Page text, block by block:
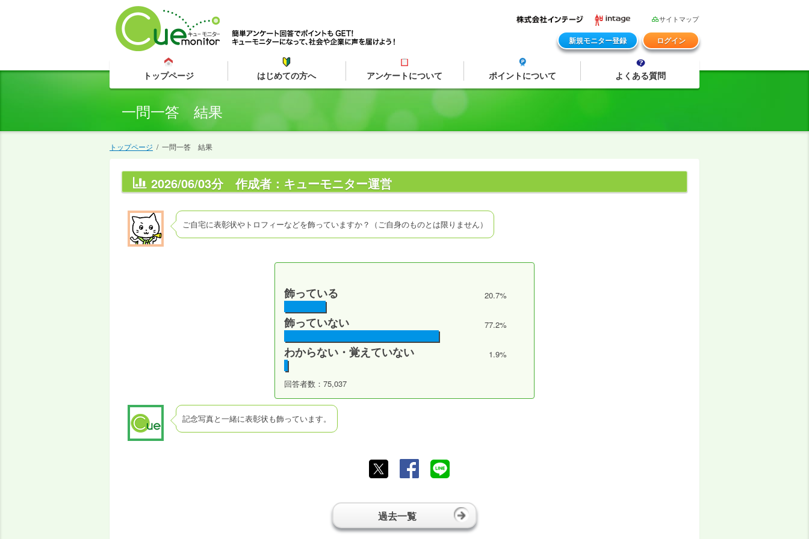
サイトマップ
ログイン
新規モニター登録
トップページ はじめての方へ アンケートについて ポイントについて よくある質問
一問一答 結果
トップページ / 一問一答 結果
●
2026/06/03分 作成者：キューモニター運営
ご自宅に表彰状やトロフィーなどを飾っていますか？（ご自身のものとは限りません）
飾っている 20.7%
飾っていない 77.2%
わからない・覚えていない 1.9%
回答者数：75,037
記念写真と一緒に表彰状も飾っています。
過去一覧